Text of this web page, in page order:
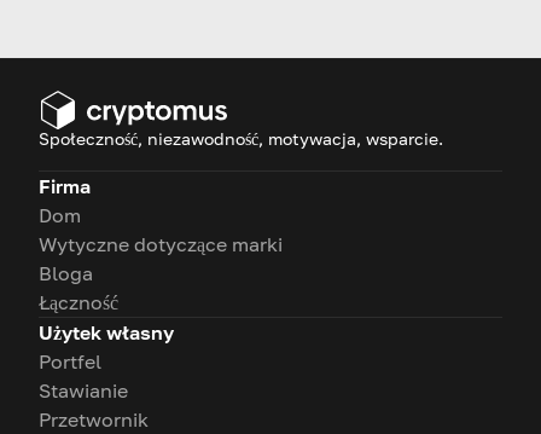
Społeczność, niezawodność, motywacja, wsparcie.
Firma
Dom
Wytyczne dotyczące marki
Bloga
Łączność
Użytek własny
Portfel
Stawianie
Przetwornik